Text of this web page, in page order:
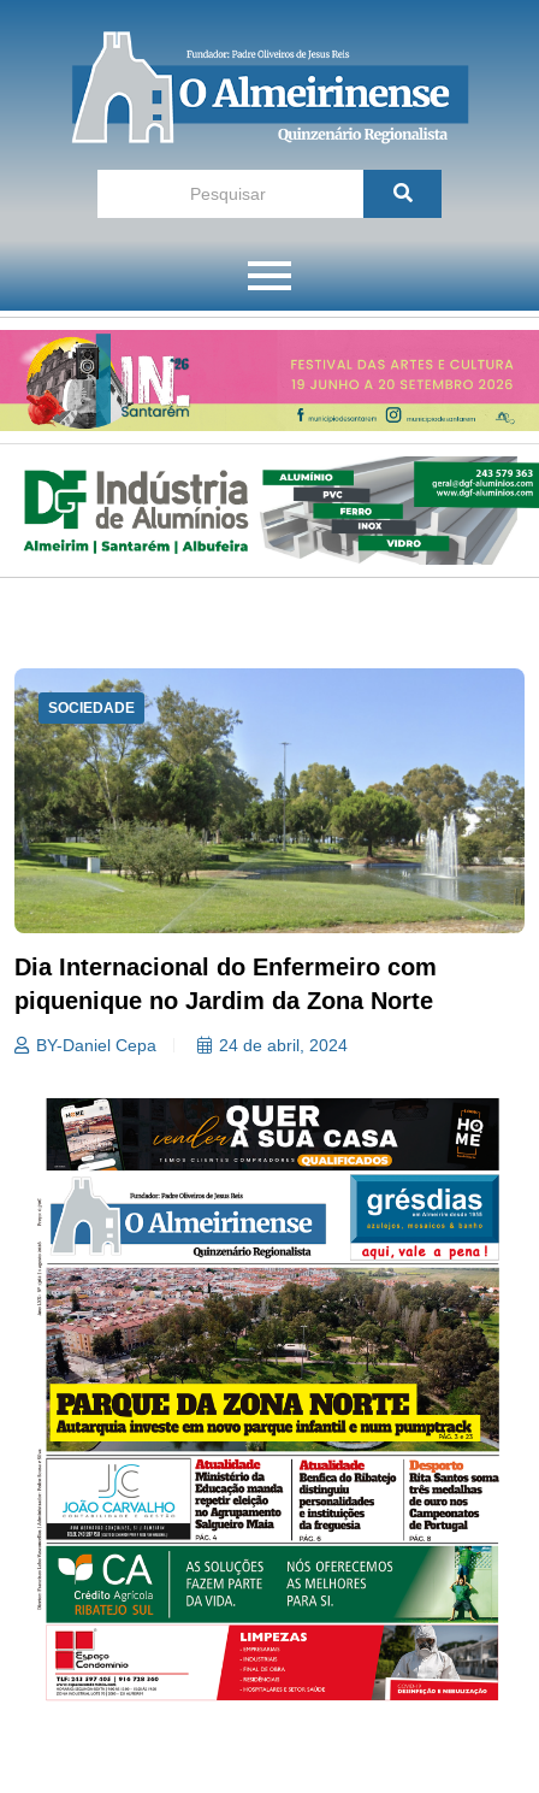
SOCIEDADE
Dia Internacional do Enfermeiro com
piquenique no Jardim da Zona Norte
BY-Daniel Cepa 24 de abril, 2024